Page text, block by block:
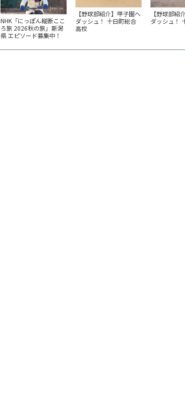
NHK「にっぽん縦断ここ
ろ旅 2026秋の旅」新潟
県 エピソード募集中！
【野球部紹介】甲子園へ
ダッシュ！ 十日町総合
高校
【野球部紹
ダッシュ！